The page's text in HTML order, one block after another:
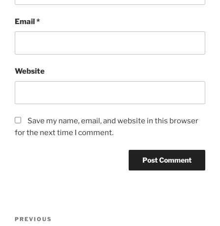
Email*
Website
Save my name, email, and website in this browser
for the next time I comment.
Previous
PREVIOUS